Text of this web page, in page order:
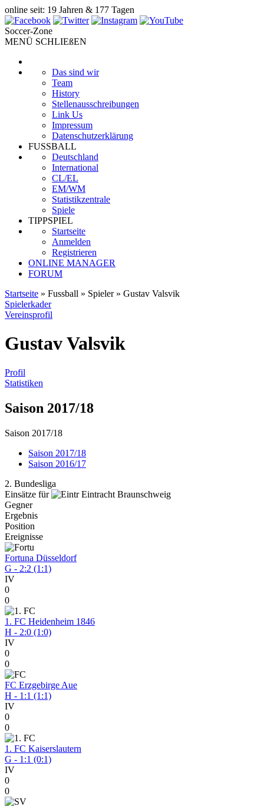
online seit: 19 Jahren & 177 Tagen
Soccer-Zone
MENÜ SCHLIEßEN
Das sind wir
Team
History
Stellenausschreibungen
Link Us
Impressum
Datenschutzerklärung
FUSSBALL
Deutschland
International
CL/EL
EM/WM
Statistikzentrale
Spiele
TIPPSPIEL
Startseite
Anmelden
Registrieren
ONLINE MANAGER
FORUM
Startseite » Fussball » Spieler » Gustav Valsvik
Spielerkader
Vereinsprofil
Gustav Valsvik
Profil
Statistiken
Saison 2017/18
Saison 2017/18
Saison 2017/18
Saison 2016/17
2. Bundesliga
Einsätze für
Eintracht Braunschweig
Gegner
Ergebnis
Position
Ereignisse
Fortuna Düsseldorf
G - 2:2 (1:1)
IV
0
0
1. FC Heidenheim 1846
H - 2:0 (1:0)
IV
0
0
FC Erzgebirge Aue
H - 1:1 (1:1)
IV
0
0
1. FC Kaiserslautern
G - 1:1 (0:1)
IV
0
0